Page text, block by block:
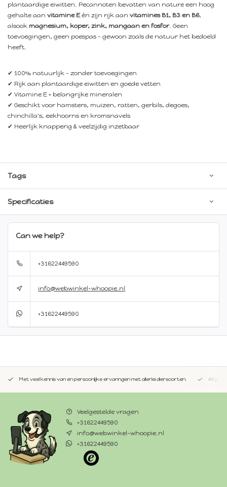
plantaardige eiwitten. Pecannoten bevatten van nature een hoog
gehalte aan vitamine Eén zijn rijk aan vitamines B1, B3 en B6,
alsook magnesium, koper, zink, mangaan en fosfor. Geen
toevoegingen, geen poespas – gewoon zoals de natuur het bedoeld
heeft.
✔ 100% natuurlijk – zonder toevoegingen
✔ Rijk aan plantaardige eiwitten en goede vetten
✔ Vitamine E + belangrijke mineralen
✔ Geschikt voor hamsters, muizen, ratten, gerbils, degoes,
chinchilla's, eekhoorns en kromsnavels
✔ Heerlijk knapperig & veelzijdig inzetbaar
Tags
Specificaties
Can we help?
+31622449590
info@webwinkel-whoopie.nl
+31622449590
Met veel kennis van en persoonlijke ervaringen met allerlei diersoorten. Altijd
Veelgestelde vragen
+31622449590
info@webwinkel-whoopie.nl
+31622449590